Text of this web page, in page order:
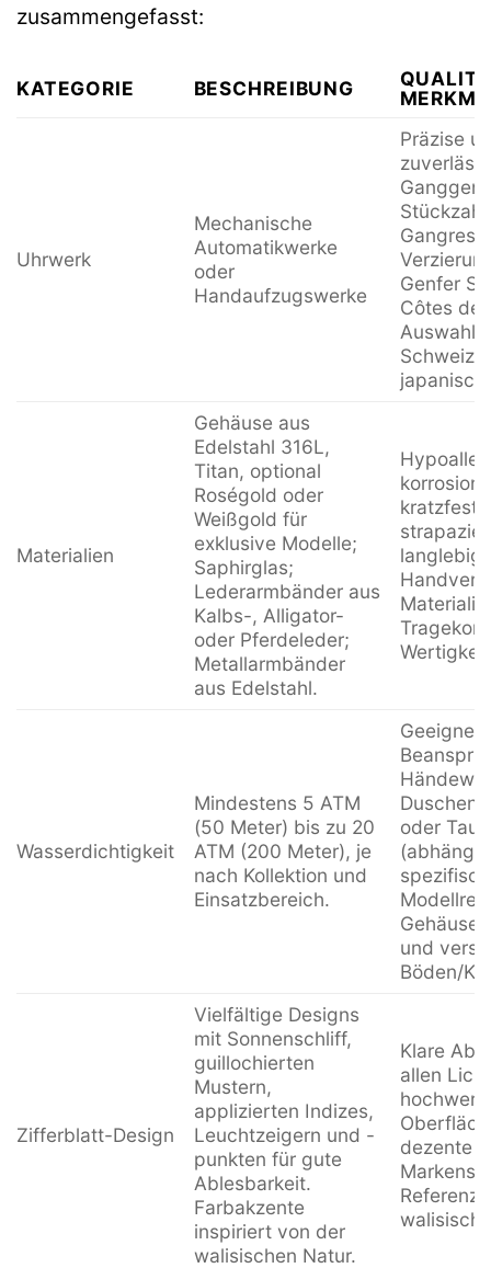
zusammengefasst:
KATEGORIE BESCHREIBUNG
Uhrwerk
Mechanische
Automatikwerke
oder
Handaufzugswerke
Präzise
Genfer
Côtes de
Auswahl
Materialien
Gehäuse aus
Edelstahl 316L,
Titan, optional
Roségold oder
Weißgold für
exklusive Modelle;
Saphirglas;
Lederarmbänder aus
Kalbs-, Alligator-
oder Pferdeleder;
Metallarmbänder
aus Edelstahl.
kratzfest
langlebig.
Wasserdichtigkeit
Mindestens 5 ATM
(50 Meter) bis zu 20
ATM (200 Meter), je
nach Kollektion und
Einsatzbereich.
Geeignet
Duschen,
oder
und
Böden/
Zifferblatt-Design
Vielfältige Designs
mit Sonnenschliff,
guillochierten
Mustern,
applizierten Indizes,
Leuchtzeigern und -
punkten für gute
Ablesbarkeit.
Farbakzente
inspiriert von der
walisischen Natur.
Klare
allen
dezente